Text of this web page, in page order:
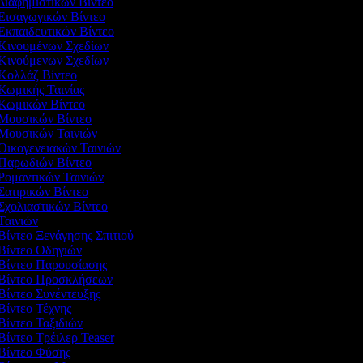
Βίντεο
Βίντεο
Σχεδίων
Σχεδίων
Βίντεο
Ταινίας
Βίντεο
Βίντεο
Ταινιών
Ταινιών
Βίντεο
Ταινιών
Βίντεο
Βίντεο
Ξενάγησης Σπιτιού
Οδηγιών
Παρουσίασης
Προσκλήσεων
Συνέντευξης
Τέχνης
Ταξιδιών
Τρέιλερ Teaser
Φύσης